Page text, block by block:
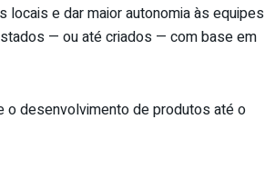
e dar maior autonomia às equipes
— ou até criados — com base em
o desenvolvimento de produtos até o